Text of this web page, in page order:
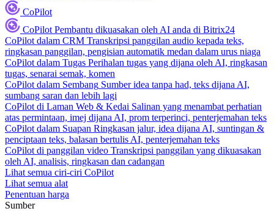
CoPilot
CoPilot Pembantu dikuasakan oleh AI anda di Bitrix24
CoPilot dalam CRM Transkripsi panggilan audio kepada teks,
ringkasan panggilan, pengisian automatik medan dalam urus niaga
CoPilot dalam Tugas Perihalan tugas yang dijana oleh AI, ringkasan
tugas, senarai semak, komen
CoPilot dalam Sembang Sumber idea tanpa had, teks dijana AI,
sumbang saran dan lebih lagi
CoPilot di Laman Web & Kedai Salinan yang menambat perhatian
atas permintaan, imej dijana AI, prom terperinci, penterjemahan teks
CoPilot dalam Suapan Ringkasan jalur, idea dijana AI, suntingan &
penciptaan teks, balasan bertulis AI, penterjemahan teks
CoPilot di panggilan video Transkripsi panggilan yang dikuasakan
oleh AI, analisis, ringkasan dan cadangan
Lihat semua ciri-ciri CoPilot
Lihat semua alat
Penentuan harga
Sumber